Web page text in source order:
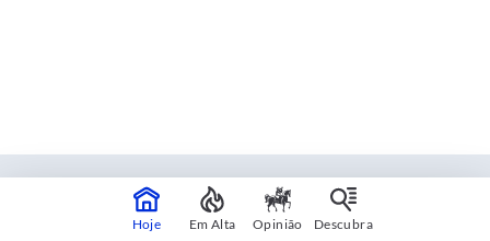
Estadão Blue Studio
Hoje Em Alta Opinião Descubra